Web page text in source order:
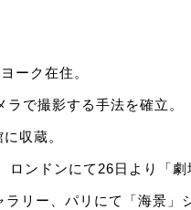
ーク在住。
で撮影する手法を確立。
収蔵。
ロンドンにて26日より「
リー、パリにて「海景」